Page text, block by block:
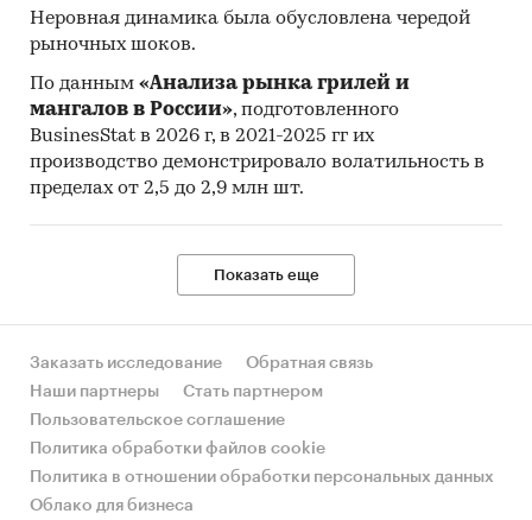
Неровная динамика была обусловлена чередой
рыночных шоков.
По данным «Анализа рынка грилей и
мангалов в России», подготовленного
BusinesStat в 2026 г, в 2021-2025 гг их
производство демонстрировало волатильность в
пределах от 2,5 до 2,9 млн шт.
Показать еще
Заказать исследование
Обратная связь
Наши партнеры
Стать партнером
Пользовательское соглашение
Политика обработки файлов cookie
Политика в отношении обработки персональных данных
Облако для бизнеса